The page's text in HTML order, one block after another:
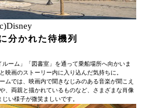
分かれた待機列
ルーム」「図書室」を通って乗船場所へ向かいま
映画のストーリー内に入り込んだ気持ちに。
ムでは、映画内で聞きなじみのある音楽が聞こえ
、両親と描かれているものなど、さまざまな肖像
い様子が微笑ましいです。